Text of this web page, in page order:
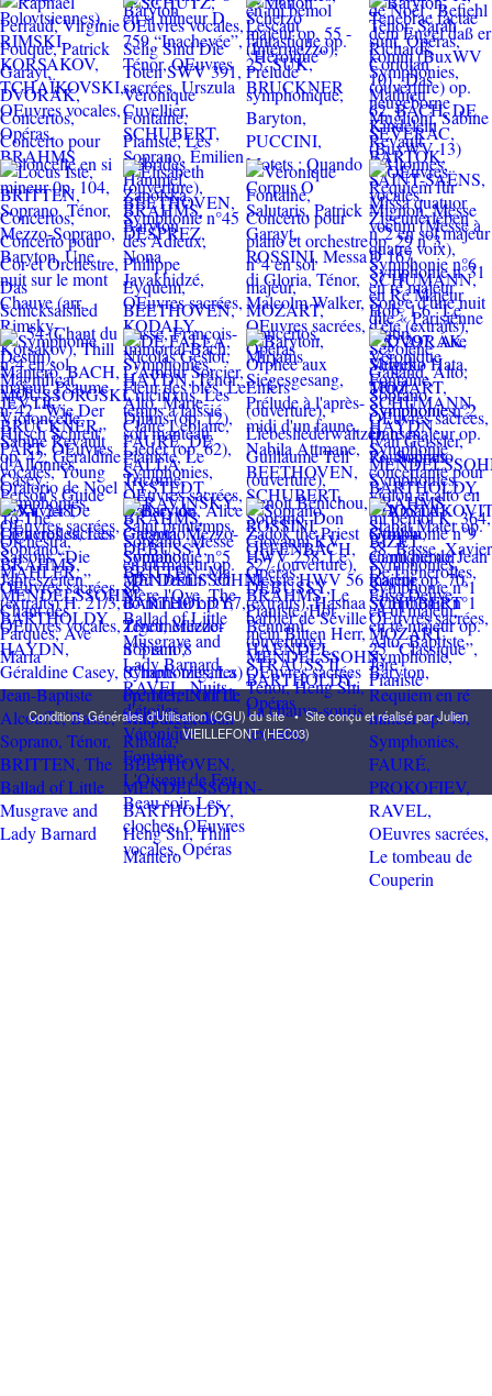
Conditions Générales d'Utilisation (CGU) du site•Site conçu et réalisé par Julien
VIEILLEFONT (HEC03)